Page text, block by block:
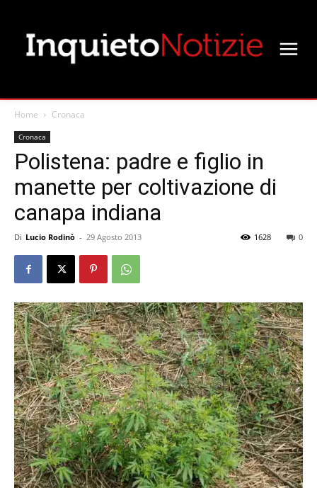
Home Cronaca
Cronaca
Polistena: padre e figlio in
manette per coltivazione di
canapa indiana
Di Lucio Rodinò - 29 Agosto 2013 0
1628